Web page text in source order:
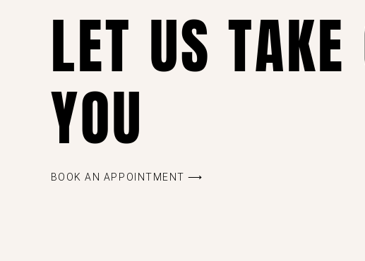
LET US
YOU
BOOK AN APPOINTMENT ⟶